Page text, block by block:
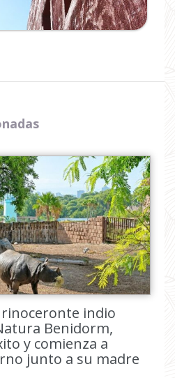
indio
Benidorm,
y comienza a
junto a su madre